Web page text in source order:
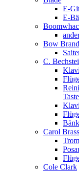
E-
E-
Bow Brand
C.
Carol Brass
Cole Clark